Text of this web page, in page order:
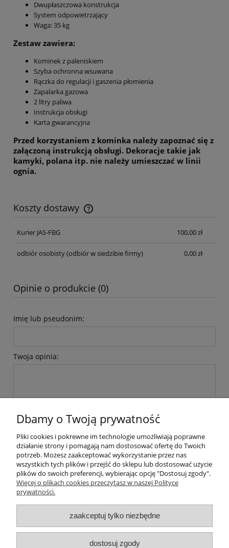
Dwupłaszczowa konstrukcja
System odpowietrzający
Waga: 35 kg
Zestaw zawiera:
Kominek z paleniskiem
Szyba ochronna wsuwana
Rączka do regulacji i gaszenia płomienia
Zapalarka gazowa
2 litry paliwa
Instrukcja obsługi
Karta gwarancyjna
Przed korzystaniem z kominka należy zapoznać się z
załączoną instrukcją obsługi. Dekoracje takie jak
kamyki, polana itp. nie należy umieszczać w linii
ognia.
Koszty dostawy
Cena nie zawiera ewentualnych kosztów płatności
Kurier JAS-FBG
100,00 zł
odbiór osobisty(odbiór w siedzibie firmy) 0,00 zł
Opinie o produkcie (0)
Imię lub pseudonim:
Twoja opinia:
Moje konto
Informacje
O nas
Dbamy o Twoją prywatność
Pliki cookies i pokrewne im technologie umożliwiają poprawne
działanie strony i pomagają nam dostosować ofertę do Twoich
potrzeb. Możesz zaakceptować wykorzystanie przez nas
wszystkich tych plików i przejść do sklepu lub dostosować użycie
plików do swoich preferencji, wybierając opcję "Dostosuj zgody".
Więcej o plikach cookies przeczytasz w naszej Polityce
prywatności.
zaakceptuj tylko niezbędne
dostosuj zgody